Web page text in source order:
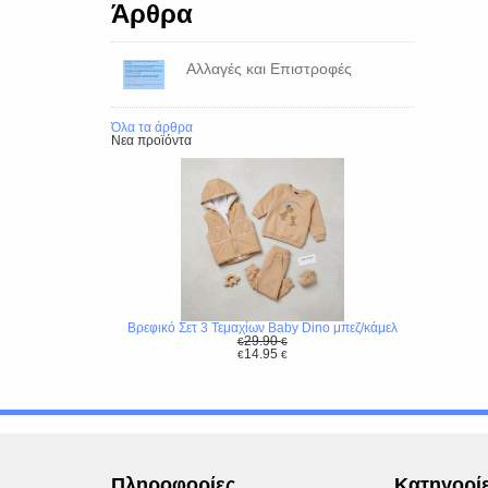
Άρθρα
Αλλαγές και Επιστροφές
Όλα τα άρθρα
Νεα προϊόντα
Βρεφικό Σετ 3 Τεμαχίων Baby Dino μπεζ/κάμελ
€29.90€
€14.95 €